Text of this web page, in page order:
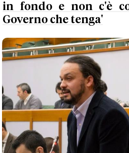
in fondo e non c'è
Governo che tenga'